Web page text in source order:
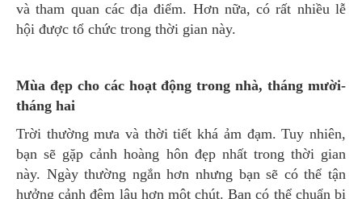
và tham quan các địa điểm. Hơn nữa, có rất nhiều lễ
hội được tổ chức trong thời gian này.
Mùa đẹp cho các hoạt động trong nhà, tháng mười-
tháng hai
Trời thường mưa và thời tiết khá ảm đạm. Tuy nhiên,
bạn sẽ gặp cảnh hoàng hôn đẹp nhất trong thời gian
này. Ngày thường ngắn hơn nhưng bạn sẽ có thể tận
hưởng cảnh đêm lâu hơn một chút. Bạn có thể chuẩn bị